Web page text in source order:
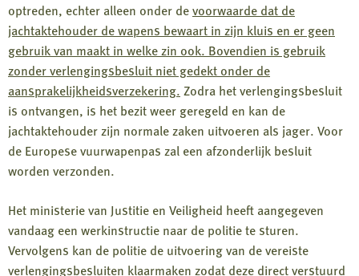
optreden, echter alleen onder devoorwaarde dat de
jachtaktehouder de wapens bewaart in zijn kluis en er geen
gebruik van maakt in welke zin ook. Bovendien is gebruik
zonder verlengingsbesluit niet gedekt onder de
aansprakelijkheidsverzekering. Zodra het verlengingsbesluit
is ontvangen, is het bezit weer geregeld en kan de
jachtaktehouder zijn normale zaken uitvoeren als jager. Voor
de Europese vuurwapenpas zal een afzonderlijk besluit
worden verzonden.
Het ministerie van Justitie en Veiligheid heeft aangegeven
vandaag een werkinstructie naar de politie te sturen.
Vervolgens kan de politie de uitvoering van de vereiste
verlengingsbesluiten klaarmaken zodat deze direct verstuurd